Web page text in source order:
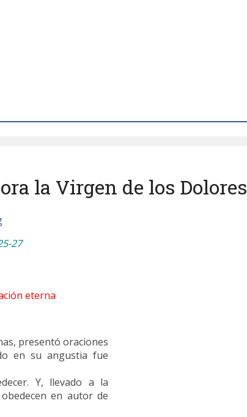
la Virgen de los Dolores
27
eterna
presentó oraciones
en su angustia fue
Y, llevado a la
en autor de